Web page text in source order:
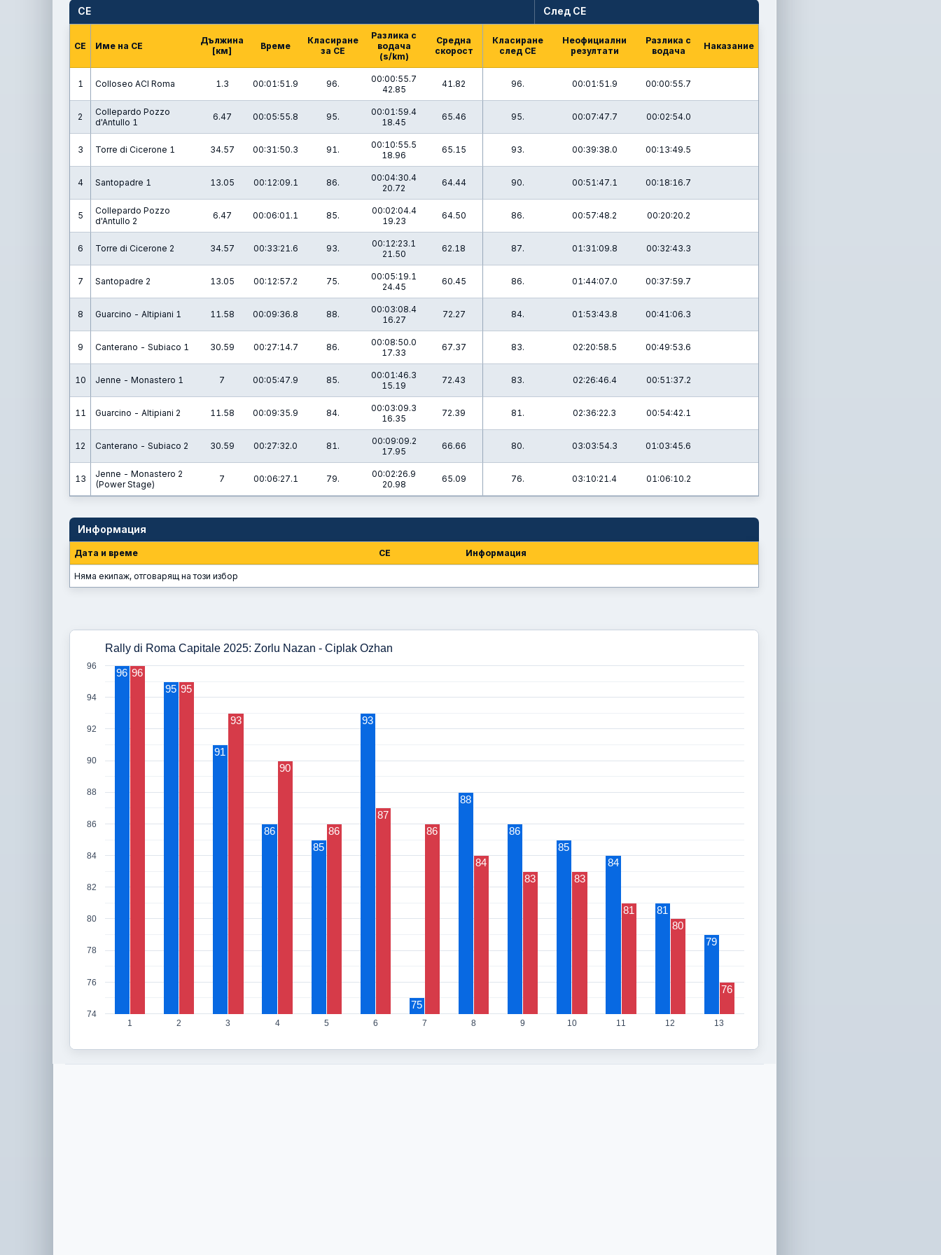
СЕ След СЕ
СЕ Име на СЕ
Дължина
[км]
Време
Класиране
за СЕ
Разлика с
водача
(s/km)
Средна
скорост
Класиране
след СЕ
Неофициални
резултати
Разлика с
водача
Наказание
1 Colloseo ACI Roma 1.3 00:01:51.9 96.
00:00:55.7
42.85
41.82 96. 00:01:51.9 00:00:55.7
2
Collepardo Pozzo
d'Antullo 1
6.47 00:05:55.8 95.
00:01:59.4
18.45
65.46 95. 00:07:47.7 00:02:54.0
3 Torre di Cicerone 1 34.57 00:31:50.3 91.
00:10:55.5
18.96
65.15 93. 00:39:38.0 00:13:49.5
4 Santopadre 1 13.05 00:12:09.1 86.
00:04:30.4
20.72
64.44 90. 00:51:47.1 00:18:16.7
5
Collepardo Pozzo
d'Antullo 2
6.47 00:06:01.1 85.
00:02:04.4
19.23
64.50 86. 00:57:48.2 00:20:20.2
6 Torre di Cicerone 2 34.57 00:33:21.6 93.
00:12:23.1
21.50
62.18 87. 01:31:09.8 00:32:43.3
7 Santopadre 2 13.05 00:12:57.2 75.
00:05:19.1
24.45
60.45 86. 01:44:07.0 00:37:59.7
8 Guarcino - Altipiani 1 11.58 00:09:36.8 88.
00:03:08.4
16.27
72.27 84. 01:53:43.8 00:41:06.3
9 Canterano - Subiaco 1 30.59 00:27:14.7 86.
00:08:50.0
17.33
67.37 83. 02:20:58.5 00:49:53.6
10 Jenne - Monastero 1 7 00:05:47.9 85.
00:01:46.3
15.19
72.43 83. 02:26:46.4 00:51:37.2
11 Guarcino - Altipiani 2 11.58 00:09:35.9 84.
00:03:09.3
16.35
72.39 81. 02:36:22.3 00:54:42.1
12 Canterano - Subiaco 2 30.59 00:27:32.0 81.
00:09:09.2
17.95
66.66 80. 03:03:54.3 01:03:45.6
13
Jenne - Monastero 2
(Power Stage)
7 00:06:27.1 79.
00:02:26.9
20.98
65.09 76. 03:10:21.4 01:06:10.2
Информация
Дата и време СЕ Информация
Няма екипаж, отговарящ на този избор
Rally di Roma Capitale 2025: Zorlu Nazan - Ciplak Ozhan
1 2 3 4 5 6 7 8 9 10 11 12 13
74
76
78
80
82
84
86
88
90
92
94
96
96
95
91
86
85
93
75
88
86
85
84
81
79
96
95
93
90
86
87
86
84
83
83
81
80
76